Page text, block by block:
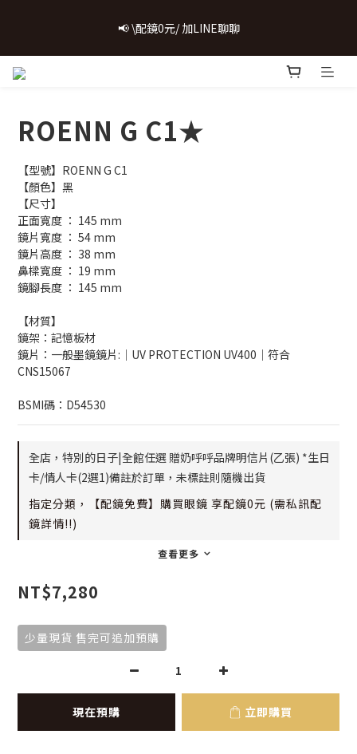
卡/情人卡(2選1)
📢 \配鏡0元/ 加LINE聊聊
ROENN G C1★
【型號】ROENN G C1
【顏色】黑
【尺寸】
正面寬度 ： 145 mm
鏡片寬度 ： 54 mm
鏡片高度 ： 38 mm
鼻樑寬度 ： 19 mm
鏡腳長度 ： 145 mm
【材質】
鏡架：記憶板材
鏡片：一般墨鏡鏡片:│UV PROTECTION UV400│符合
CNS15067
BSMI碼：D54530
全店，特別的日子|全館任選 贈奶呼呼品牌明信片(乙張) *生日
卡/情人卡(2選1)備註於訂單，未標註則隨機出貨
指定分類，【配鏡免費】購買眼鏡 享配鏡0元 (需私訊配
鏡詳情!!)
查看更多
NT$7,280
少量現貨 售完可追加預購
現在預購 立即購買